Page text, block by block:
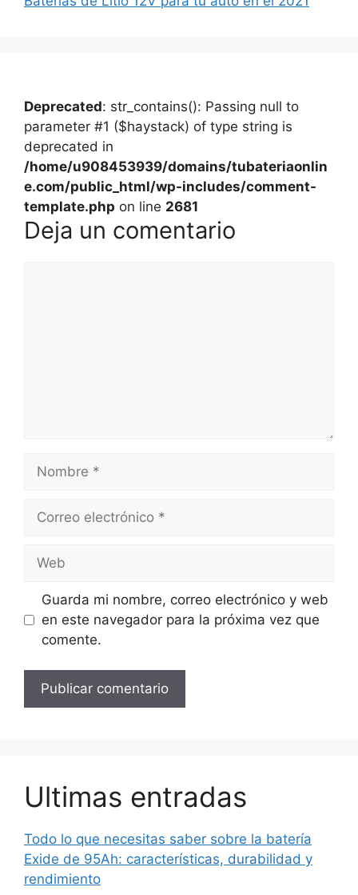
Deprecated: str_contains(): Passing null to
parameter #1 ($haystack) of type string is
deprecated in
/home/u908453939/domains/tubateriaonlin
e.com/public_html/wp-includes/comment-
template.php on line 2681
Deja un comentario
electrónico
Guarda mi nombre, correo electrónico y web
en este navegador para la próxima vez que
comente.
Ultimas entradas
Todo lo que necesitas saber sobre la batería
Exide de 95Ah: características, durabilidad y
rendimiento